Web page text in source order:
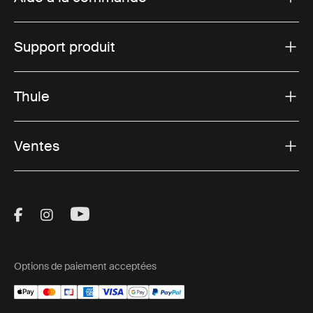
Support produit
Thule
Ventes
Visit Thule on Facebook (external link)
Visit Thule on Instagram (external link)
Visit Thule on Youtube (external
Options de paiement acceptées